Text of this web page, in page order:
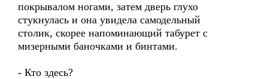
покрывалом ногами, затем дверь глухо
стукнулась и она увидела самодельный
столик, скорее напоминающий табурет с
мизерными баночками и бинтами.
- Кто здесь?